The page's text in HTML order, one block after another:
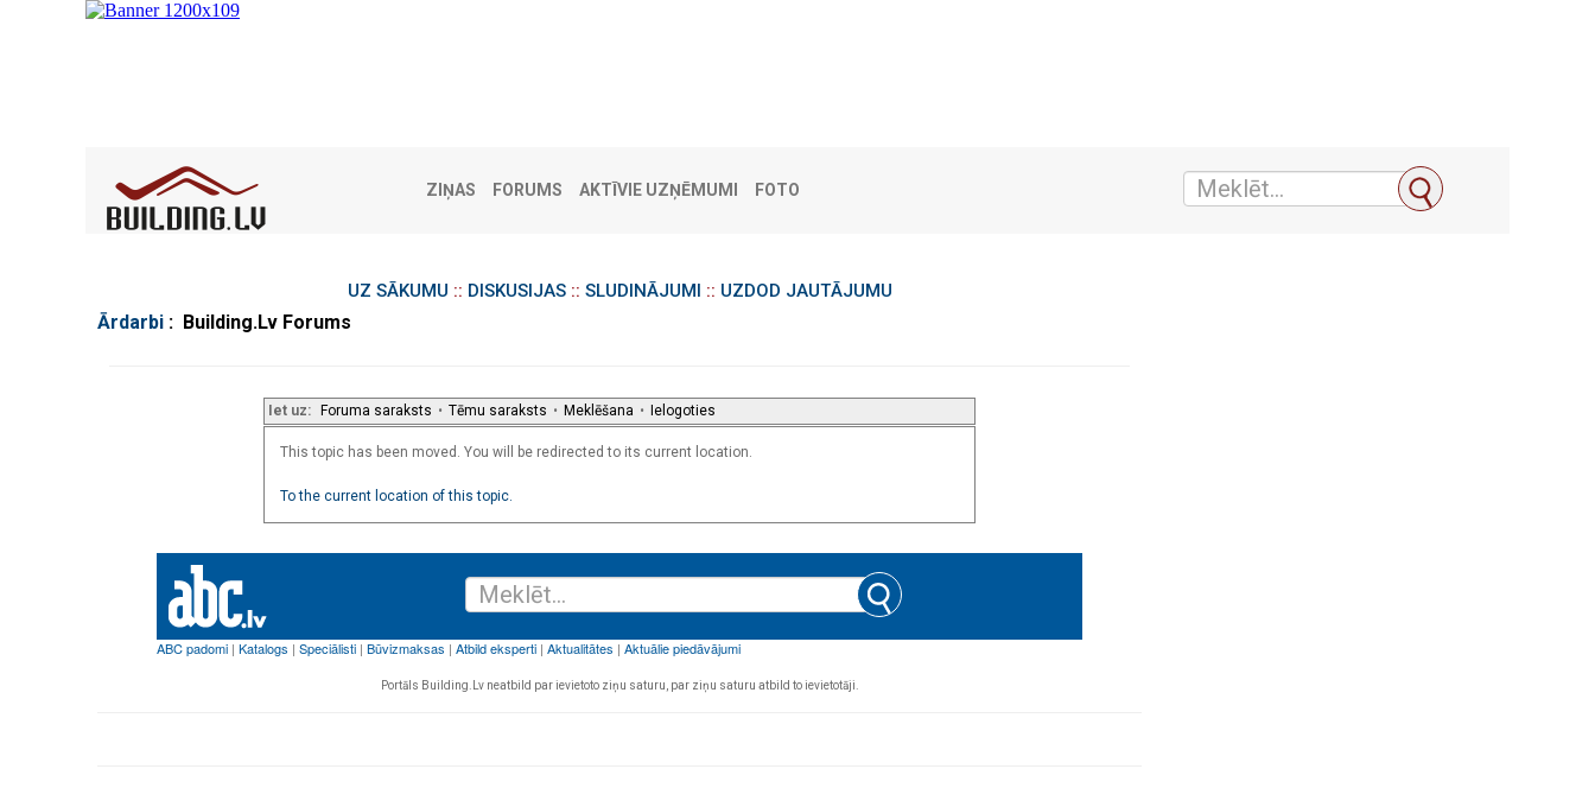
ZIŅAS FORUMS AKTĪVIE UZŅĒMUMI FOTO
UZ SĀKUMU :: DISKUSIJAS:: SLUDINĀJUMI :: UZDOD JAUTĀJUMU
Ārdarbi : Building.Lv Forums
Iet uz: Foruma saraksts • Tēmu saraksts • Meklēšana • Ielogoties
This topic has been moved. You will be redirected to its current location.
To the current location of this topic.
Portāls Building.Lv neatbild par ievietoto ziņu saturu, par ziņu saturu atbild to ievietotāji.